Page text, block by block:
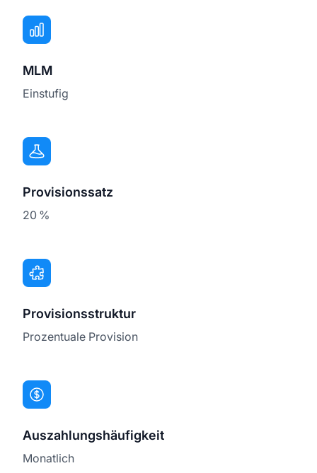
MLM
Einstufig
Provisionssatz
20 %
Provisionsstruktur
Prozentuale Provision
Auszahlungshäufigkeit
Monatlich